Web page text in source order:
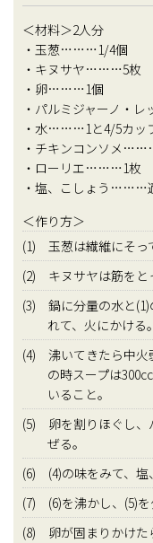
＜材料＞2人分
・玉葱………1/4個
・キヌサヤ………5枚
・卵………1個
・パルミジャーノ・
・水………1と4/5カッ
・チキンコンソメ
・ローリエ………1枚
・塩、こしょう………
＜作り方＞
(1) 玉葱は繊維にそっ
(2) キヌサヤは筋をと
(3) 鍋に分量の水と(1)
れて、火にかける。
(4) 沸いてきたら中火
の時スープは
いること。
(5) 卵を割りほぐし、
ぜる。
(6) (4)の味をみて、塩
(7) (6)を沸かし、(5)を
(8) 卵が固まりかけた